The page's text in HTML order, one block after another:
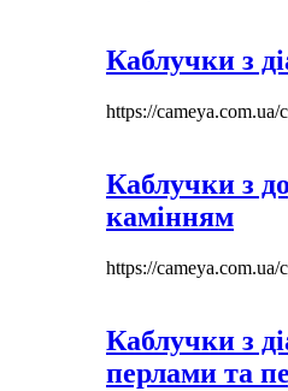
Каблучки з
https://
Каблучки з
камінням
https://
Каблучки з
перлами та